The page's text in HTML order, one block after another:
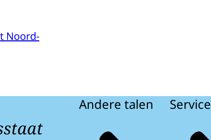
Noord-
Andere talen Service